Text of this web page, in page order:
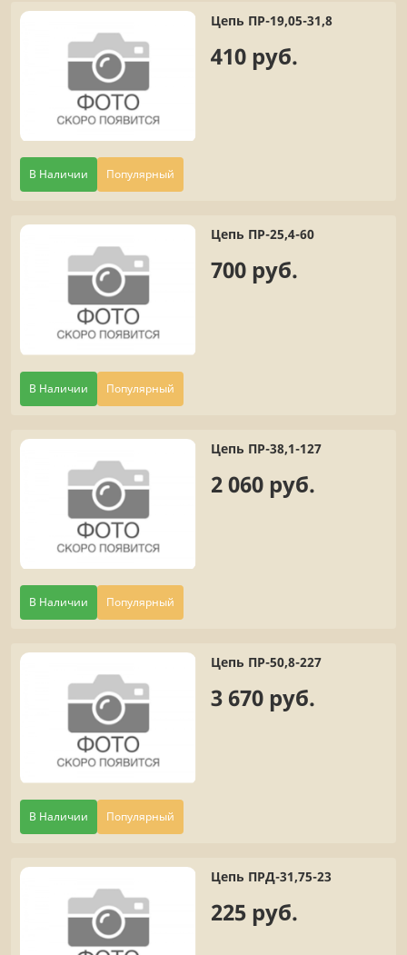
В Наличии Популярный
Цепь ПР-19,05-31,8
410 руб.
В Наличии Популярный
Цепь ПР-25,4-60
700 руб.
В Наличии Популярный
Цепь ПР-38,1-127
2 060 руб.
В Наличии Популярный
Цепь ПР-50,8-227
3 670 руб.
Цепь ПРД-31,75-23
225 руб.